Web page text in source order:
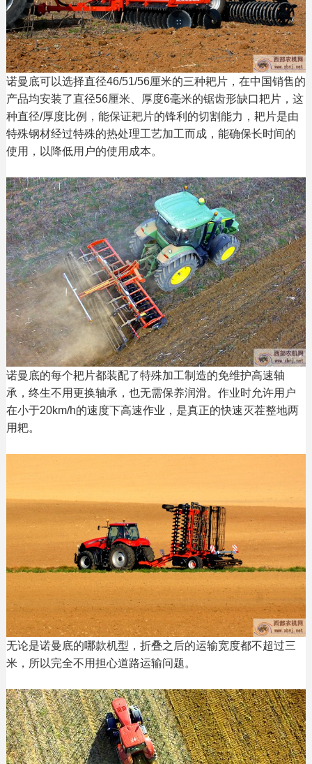
诺曼底可以选择直径46/51/56厘米的三种耙片，在中国销售的
产品均安装了直径56厘米、厚度6毫米的锯齿形缺口耙片，这
种直径/厚度比例，能保证耙片的锋利的切割能力，耙片是由
特殊钢材经过特殊的热处理工艺加工而成，能确保长时间的
使用，以降低用户的使用成本。
诺曼底的每个耙片都装配了特殊加工制造的免维护高速轴
承，终生不用更换轴承，也无需保养润滑。作业时允许用户
在小于20km/h的速度下高速作业，是真正的快速灭茬整地两
用耙。
无论是诺曼底的哪款机型，折叠之后的运输宽度都不超过三
米，所以完全不用担心道路运输问题。